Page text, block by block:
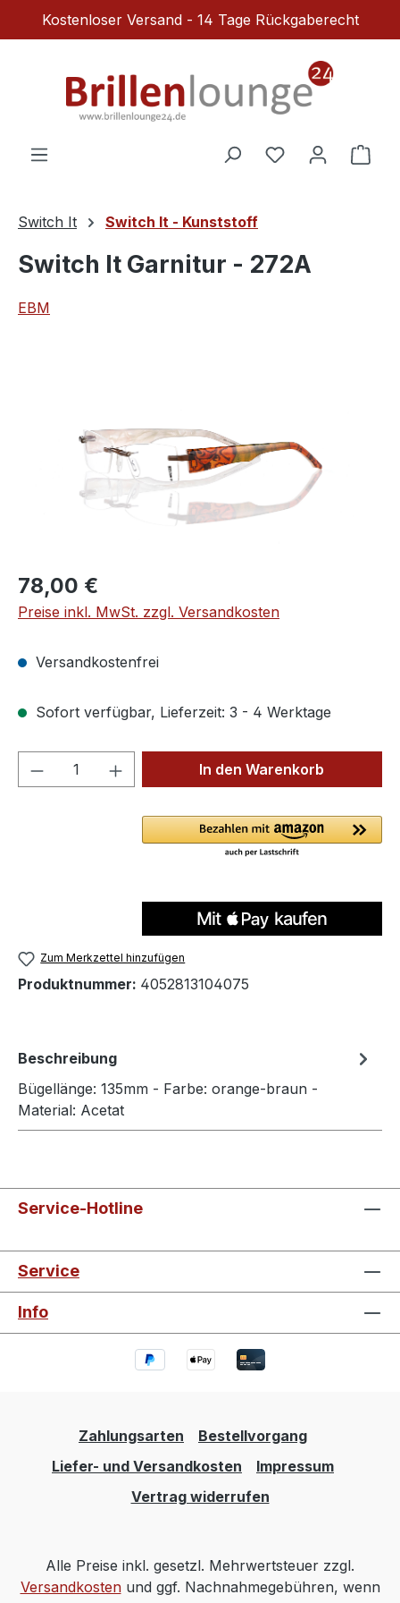
Zum Hauptinhalt springen
Kostenloser Versand - 14 Tage Rückgaberecht
Du hast 0
Switch It Switch It - Kunststoff
Switch It Garnitur - 272A
EBM
Regulärer Preis:
78,00 €
Preise inkl. MwSt. zzgl. Versandkosten
Versandkostenfrei
Sofort verfügbar, Lieferzeit: 3 - 4 Werktage
Produkt Anzahl: Gib denIn den Warenkorb
Zum Merkzettel hinzufügen
Produktnummer: 4052813104075
Beschreibung
Bügellänge: 135mm - Farbe: orange-braun -
Material: Acetat
Service-Hotline
Service
Info
Zahlungsarten
Bestellvorgang
Liefer- und Versandkosten
Impressum
Vertrag widerrufen
Alle Preise inkl. gesetzl. Mehrwertsteuer zzgl.
Versandkostenund ggf. Nachnahmegebühren, wenn